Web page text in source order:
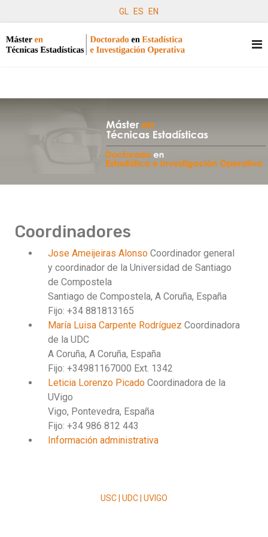
GL ES EN
Coordinadores
Jose Ameijeiras Alonso Coordinador general
y coordinador de la Universidad de Santiago
de Compostela
Santiago de Compostela, A Coruña, España
Fijo: +34 881813165
María Luisa Carpente Rodríguez Coordinadora
de la UDC
A Coruña, A Coruña, España
Fijo: +34981167000 Ext. 1342
Leticia Lorenzo Picado Coordinadora de la
UVigo
Vigo, Pontevedra, España
Fijo: +34 986 812 443
Información administrativa
USC | UDC | UVIGO